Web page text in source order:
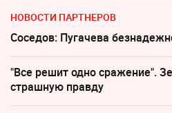
НОВОСТИ ПАРТНЕРОВ
Соседов: Пугачева
"Все решит одно сражение".
страшную правду